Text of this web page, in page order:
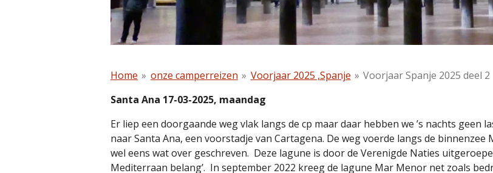
Home » onze camperreizen » Voorjaar 2025 ,Spanje » Voorjaar Spanje 2025 deel 2
Santa Ana 17-03-2025, maandag
Er liep een doorgaande weg vlak langs de cp maar daar hebben we ’s nachts geen
naar Santa Ana, een voorstadje van Cartagena. De weg voerde langs de
wel eens wat over geschreven. Deze lagune is door de Verenigde Naties
Mediterraan belang’. In september 2022 kreeg de lagune Mar Menor net zoals